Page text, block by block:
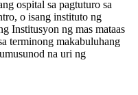
ospital sa pagtuturo sa
o isang instituto ng
Institusyon ng mas mataas
terminong makabuluhang
na uri ng